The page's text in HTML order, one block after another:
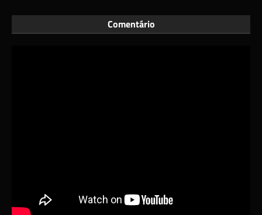
Comentário